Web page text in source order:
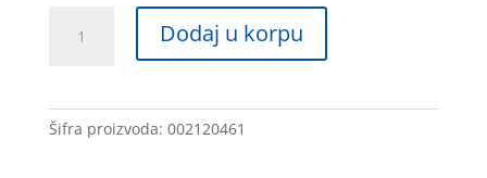
SL
Dodaj u korpu
Šifra proizvoda: 002120461